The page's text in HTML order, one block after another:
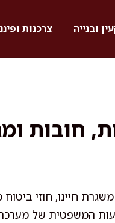
ובנייה צרכנות
חובות
חיינו, חוזי
המשפטית של